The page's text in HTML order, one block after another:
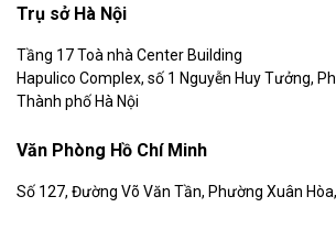
Trụ sở Hà Nội
Tầng 17 Toà nhà Center Building
Hapulico Complex, số 1 Nguyễn Huy Tưởng,
Thành phố Hà Nội
Văn Phòng Hồ Chí Minh
Số 127, Đường Võ Văn Tần, Phường Xuân